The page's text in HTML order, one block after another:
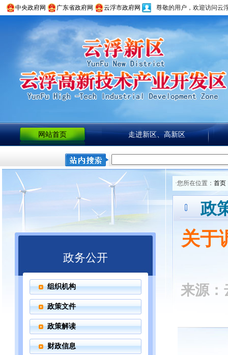
中央政府网 广东省政府网 云浮市政府网 尊敬的用户，欢迎访问云
网站首页 走进新区、高新区
政务公开
组织机构
政策文件
政策解读
财政信息
·您所在位置： 首页
政
关于
来源：